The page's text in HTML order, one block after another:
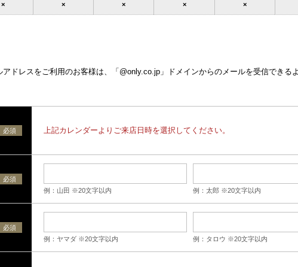
× × × × ×
ドレスをご利用のお客様は、「@only.co.jp」ドメインからのメールを受信できる
必須 上記カレンダーよりご来店日時を選択してください。
必須
例：山田 ※20文字以内
例：太郎 ※20文字以内
必須
例：ヤマダ ※20文字以内
例：タロウ ※20文字以内